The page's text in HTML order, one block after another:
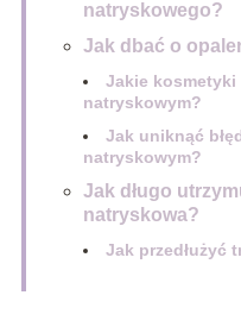
natryskowego?
Jak dbać o
Jakie
natryskowym?
Jak uniknąć
natryskowym?
Jak długo
natryskowa?
Jak przedłużyć